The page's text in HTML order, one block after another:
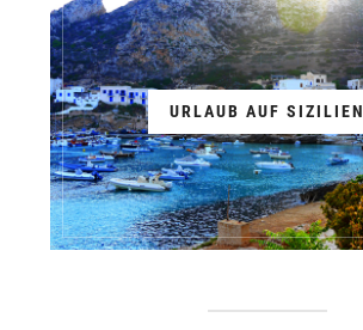
URLAUB AUF SIZILIEN